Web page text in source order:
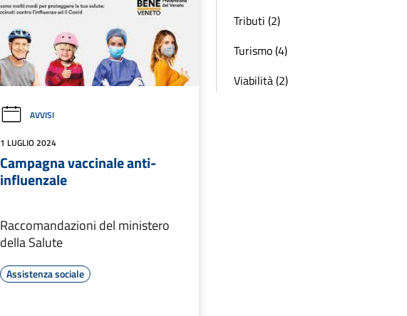
AVVISI
1 LUGLIO 2024
Campagna vaccinale anti-
influenzale
Raccomandazioni del ministero
della Salute
Assistenza sociale
Tributi (2)
Turismo (4)
Viabilità (2)